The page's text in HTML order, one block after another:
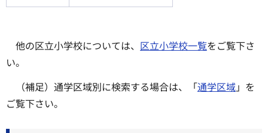
他の区立小学校については、 区立小学校一覧をご覧下さ
い。
（補足）通学区域別に検索する場合は、「通学区域」を
ご覧下さい。